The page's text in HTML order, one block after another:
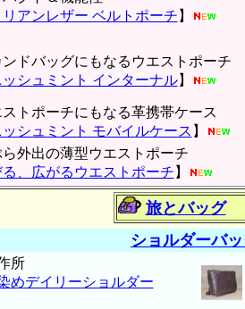
リアンレザー ベルトポーチ 】
ンドバッグにもなるウエストポーチ
シュミント インターナル】
ストポーチにもなる革携帯ケース
シュミント モバイルケース 】
ら外出の薄型ウエストポーチ
、広がるウエストポーチ 】
旅とバッグ
ショルダーバ
所
めデイリーショルダー